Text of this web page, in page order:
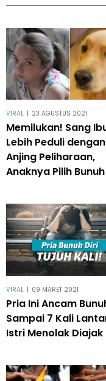
VIRAL | 23 AGUSTUS 2021
Memilukan! Sang
Lebih Peduli dengan
Anjing Peliharaan,
Anaknya Pilih
VIRAL | 09 MARET 2021
Pria Ini Ancam
Sampai 7 Kali
Istri Menolak Diajak